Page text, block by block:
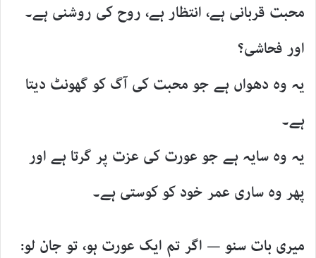
محبت قربانی ہے، انتظار ہے، روح کی روشنی ہے۔
اور فحاشی؟
یہ وہ دھواں ہے جو محبت کی آگ کو گھونٹ دیتا
ہے۔
یہ وہ سایہ ہے جو عورت کی عزت پر گرتا ہے اور
پھر وہ ساری عمر خود کو کوستی ہے۔
میری بات سنو — اگر تم ایک عورت ہو، تو جان لو: